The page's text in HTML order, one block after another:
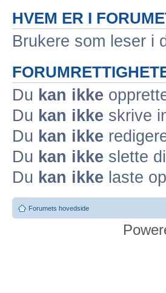
HVEM ER I
Brukere som leser i
Du kan ikke
Du kan ikke skrive
Du kan ikke
Du kan ikke slette
Du kan ikke laste
Forumets hovedside